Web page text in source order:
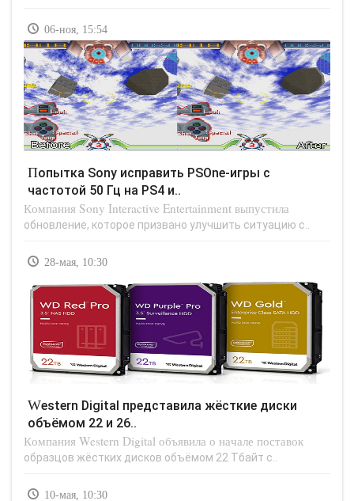
06-ноя, 15:54
Попытка Sony исправить PSOne-игры с
частотой 50 Гц на PS4 и..
Компания Sony Interactive Entertainment выпустила
обновление, которое призвано улучшить ситуацию с..
28-мая, 10:30
Western Digital представила жёсткие диски
объёмом 22 и 26..
Компания Western Digital объявила о начале поставок
образцов жёстких дисков объёмом 22 Тбайт с..
10-мая, 10:30